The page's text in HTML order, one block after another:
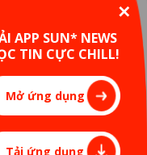
thuật trực tiếp tại
kênhYoutube
sự kiện trao giải
nhân, tập thể xuất
năm làm việc. Theo
✕
APP SUN* NEWS
TIN CỰC CHILL!
Mở ứng dụng
Tải ứng dụng